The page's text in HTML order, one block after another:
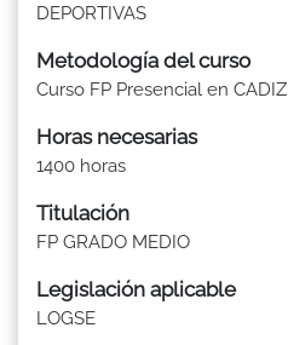
DEPORTIVAS
Metodología del curso
Curso FP Presencial en CADIZ
Horas necesarias
1400 horas
Titulación
FP GRADO MEDIO
Legislación aplicable
LOGSE